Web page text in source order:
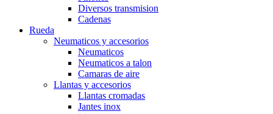
Diversos transmision
Cadenas
Rueda
Neumaticos y accesorios
Neumaticos
Neumaticos a talon
Camaras de aire
Llantas y accesorios
Llantas cromadas
Jantes inox